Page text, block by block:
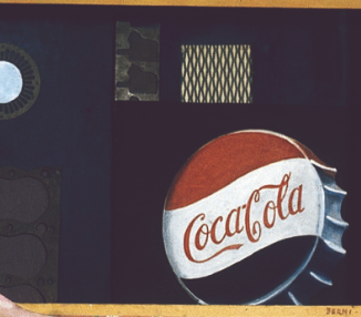
CRÉATEUR
COLLECTIONNEUR